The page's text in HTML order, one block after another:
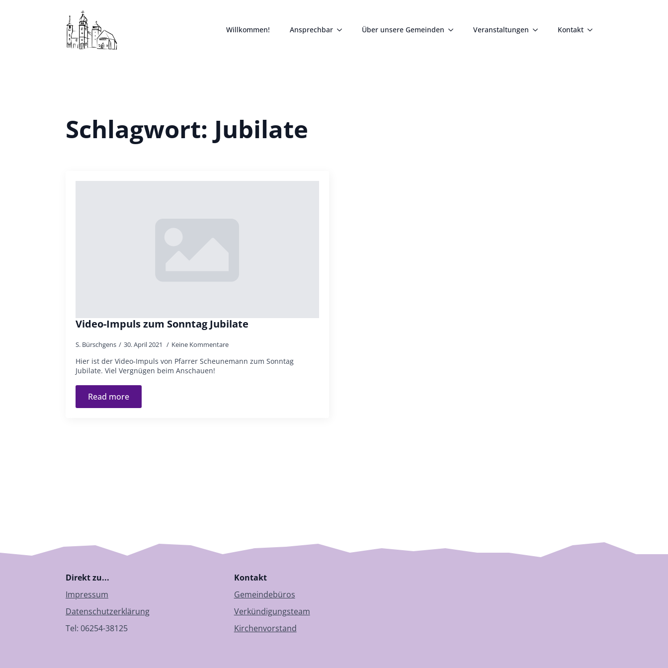
Willkommen! Ansprechbar Über unsere Gemeinden Veranstaltungen Kontakt
Schlagwort: Jubilate
Video-Impuls zum Sonntag Jubilate
S. Bürschgens 30. April 2021 Keine Kommentare
Hier ist der Video-Impuls von Pfarrer Scheunemann zum Sonntag
Jubilate. Viel Vergnügen beim Anschauen!
Read more
Direkt zu...
Impressum
Datenschutzerklärung
Tel: 06254-38125
Kontakt
Gemeindebüros
Verkündigungsteam
Kirchenvorstand